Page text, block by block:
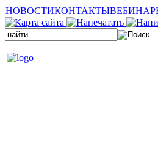
НОВОСТИКОНТАКТЫ